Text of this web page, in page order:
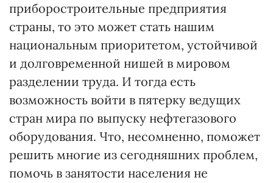
приборостроительные предприятия
страны, то это может стать нашим
национальным приоритетом, устойчивой
и долговременной нишей в мировом
разделении труда. И тогда есть
возможность войти в пятерку ведущих
стран мира по выпуску нефтегазового
оборудования. Что, несомненно, поможет
решить многие из сегодняшних проблем,
помочь в занятости населения не